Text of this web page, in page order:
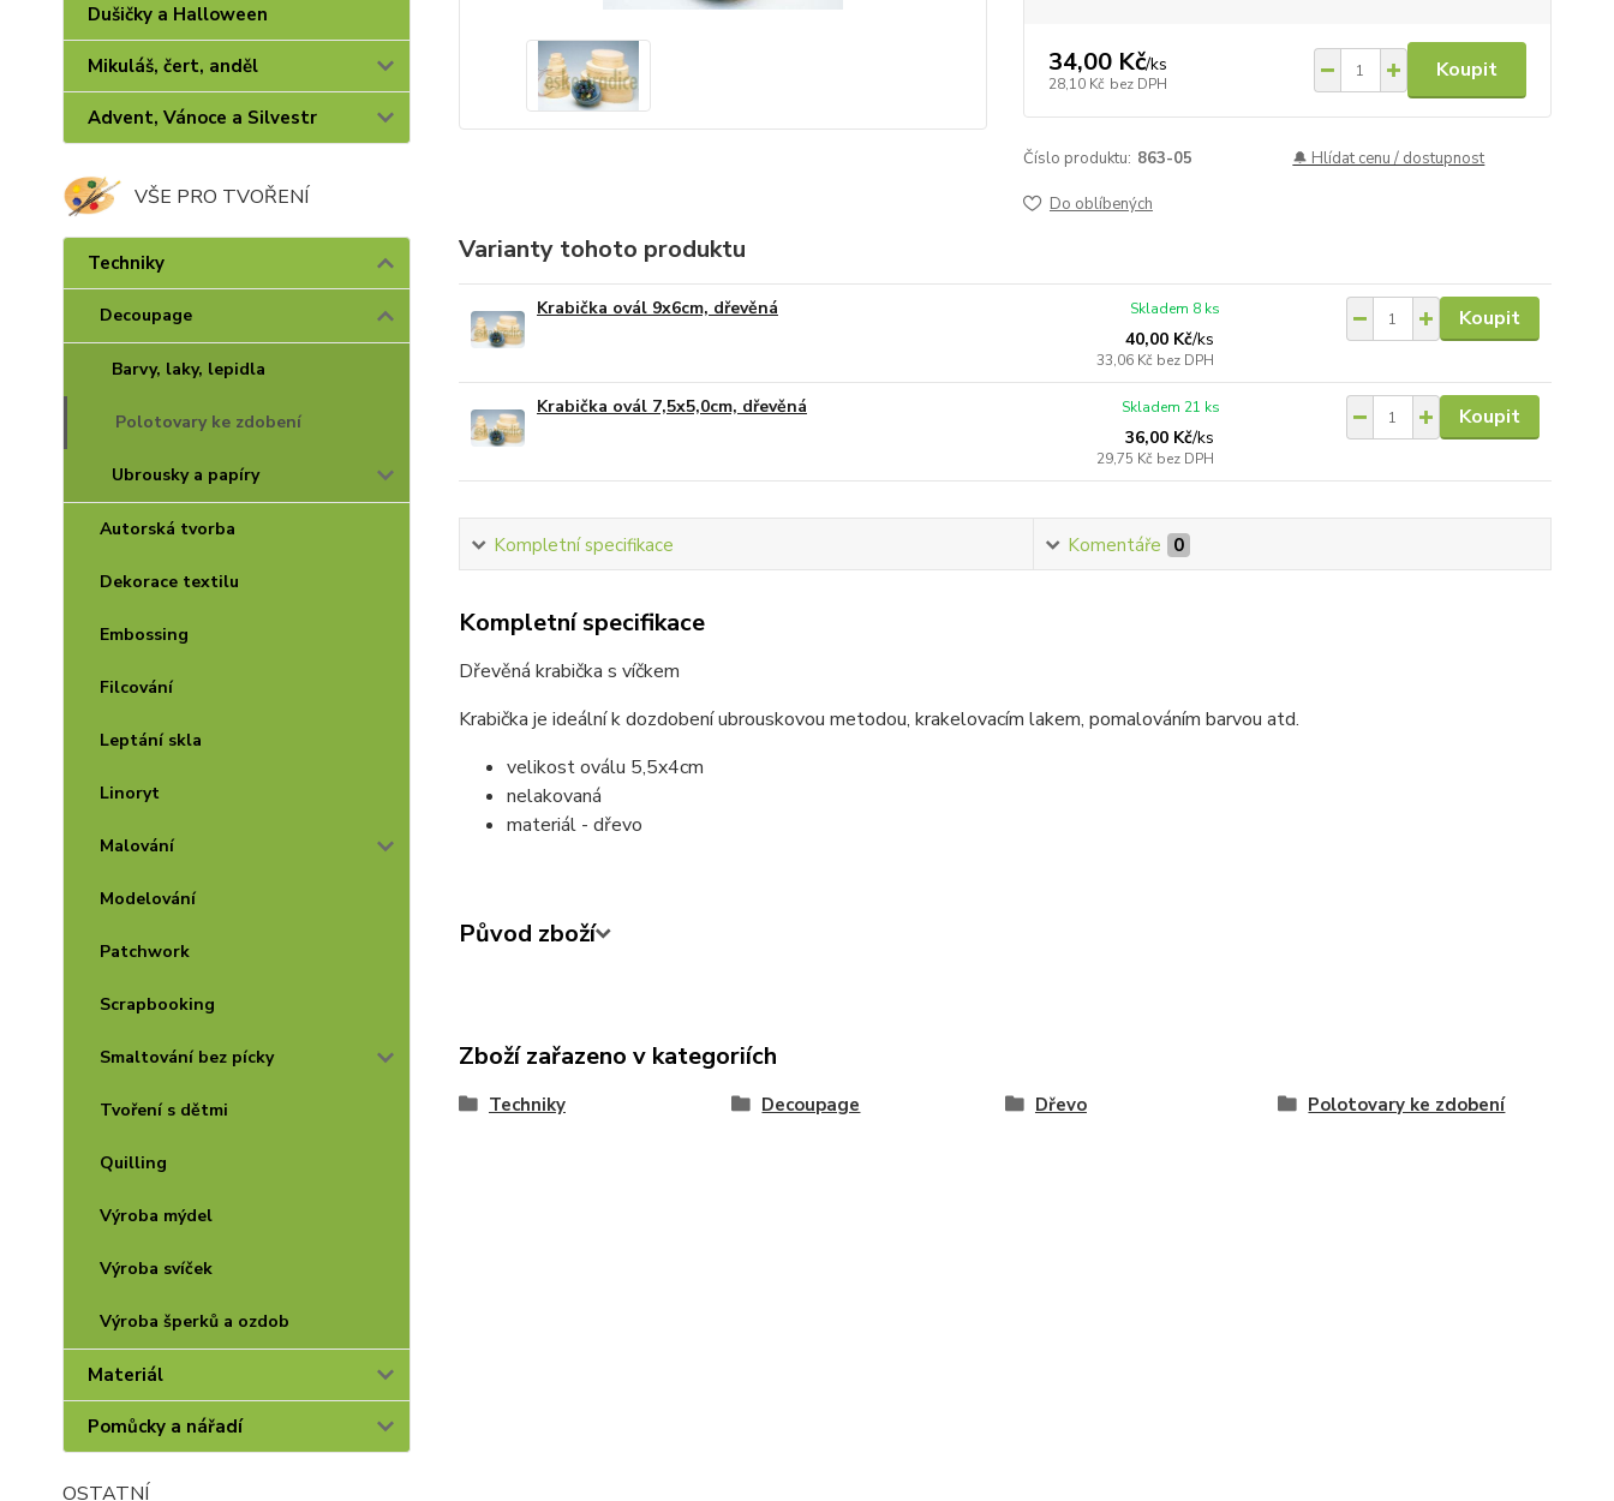
Dušičky a Halloween
Mikuláš, čert, anděl
Advent, Vánoce a Silvestr
VŠE PRO TVOŘENÍ
Techniky
Decoupage
Barvy, laky, lepidla
Polotovary ke zdobení
Ubrousky a papíry
Autorská tvorba
Dekorace textilu
Embossing
Filcování
Leptání skla
Linoryt
Malování
Modelování
Patchwork
Scrapbooking
Smaltování bez pícky
Tvoření s dětmi
Quilling
Výroba mýdel
Výroba svíček
Výroba šperků a ozdob
Materiál
Pomůcky a nářadí
OSTATNÍ
34,00 Kč/ks
28,10 Kč bez DPH
Koupit
Číslo produktu: 863-05 🔔 Hlídat cenu / dostupnost
Do oblíbených
Varianty tohoto produktu
Krabička ovál 9x6cm, dřevěná
40,00 Kč/ks
33,06 Kč bez DPH
Skladem 8 ks Koupit
Krabička ovál 7,5x5,0cm, dřevěná
36,00 Kč/ks
29,75 Kč bez DPH
Skladem 21 ks Koupit
Kompletní specifikace Komentáře 0
Kompletní specifikace
Dřevěná krabička s víčkem
Krabička je ideální k dozdobení ubrouskovou metodou, krakelovacím lakem, pomalováním barvou atd.
velikost oválu 5,5x4cm
nelakovaná
materiál - dřevo
Původ zboží
Zboží zařazeno v kategoriích
Techniky Decoupage Dřevo Polotovary ke zdobení